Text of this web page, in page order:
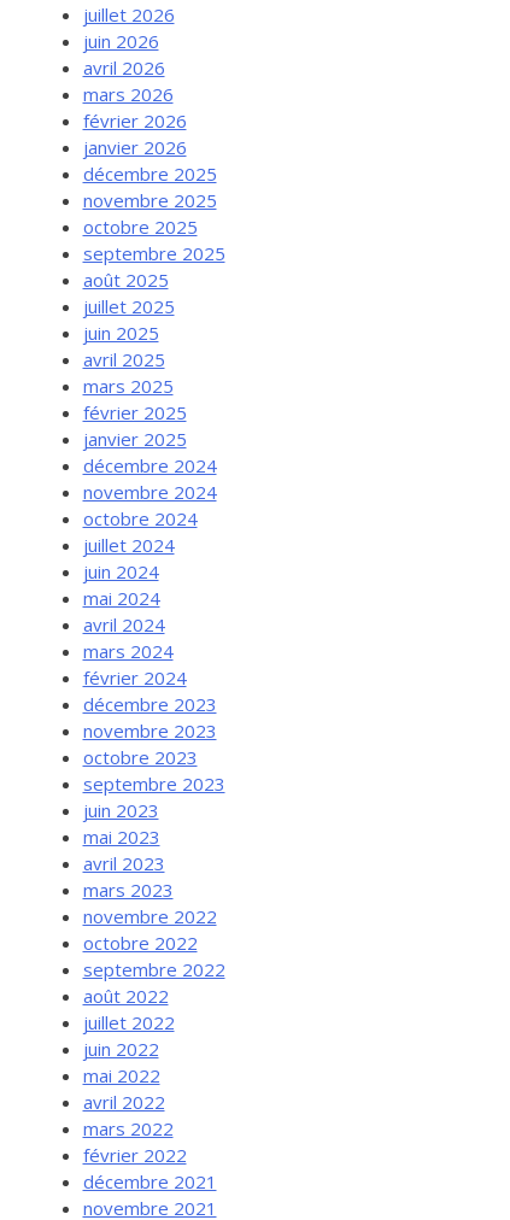
juillet 2026
juin 2026
avril 2026
mars 2026
février 2026
janvier 2026
décembre 2025
novembre 2025
octobre 2025
septembre 2025
août 2025
juillet 2025
juin 2025
avril 2025
mars 2025
février 2025
janvier 2025
décembre 2024
novembre 2024
octobre 2024
juillet 2024
juin 2024
mai 2024
avril 2024
mars 2024
février 2024
décembre 2023
novembre 2023
octobre 2023
septembre 2023
juin 2023
mai 2023
avril 2023
mars 2023
novembre 2022
octobre 2022
septembre 2022
août 2022
juillet 2022
juin 2022
mai 2022
avril 2022
mars 2022
février 2022
décembre 2021
novembre 2021